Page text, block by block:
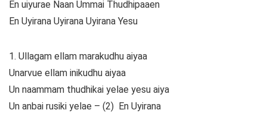
En uiyurae Naan Ummai Thudhipaaen
En Uyirana Uyirana Uyirana Yesu
1. Ullagam ellam marakudhu aiyaa
Unarvue ellam inikudhu aiyaa
Un naammam thudhikai yelae yesu aiya
Un anbai rusiki yelae – (2) En Uyirana